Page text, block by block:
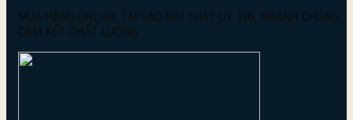
MUA HÀNG ONLINE TẠI SAO NỘI THẤT UY TÍN, NHANH CHÓNG,
CAM KẾT CHẤT LƯỢNG